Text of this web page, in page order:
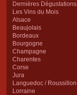
Dernières Dégustations
Les Vins du Mois
Alsace
Beaujolais
Bordeaux
Bourgogne
Champagne
Charentes
Corse
Jura
Languedoc / Roussillon
Lorraine